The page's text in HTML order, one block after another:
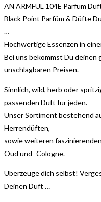
AN ARMFUL 104E Parfüm
Black Point Parfüm & Düfte
…
Hochwertige Essenzen in
Bei uns bekommst Du
unschlagbaren Preisen.
Sinnlich, wild, herb oder
passenden Duft für jeden.
Unser Sortiment bestehend
Herrendüften,
sowie weiteren
Oud und -Cologne.
Überzeuge dich selbst!
Deinen Duft …